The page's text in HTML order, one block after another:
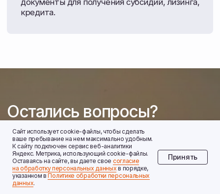
Сайт использует cookie-файлы, чтобы сделать
ваше пребывание на нем максимально удобным.
К cайту подключен сервис веб-аналитики
Яндекс. Метрика, использующий cookie-файлы.
Оставаясь на сайте, вы даете свое согласие
на обработку персональных данных в порядке,
указанном вПолитике обработки персональных
данных.
Принять